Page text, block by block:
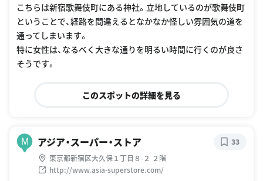
こちらは新宿歌舞伎町にある神社。立地しているのが歌舞伎町
ということで、経路を間違えるとなかなか怪しい雰囲気の道を
通ってしまいます。
特に女性は、なるべく大きな通りを明るい時間に行くのが良さ
そうです。
このスポットの詳細を見る
M アジア・スーパー・ストア
東京都新宿区大久保１丁目８-２ ２階
http://www.asia-superstore.com/
33